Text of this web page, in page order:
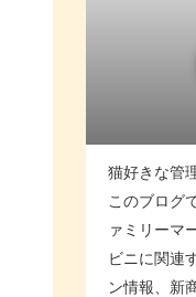
猫好きな管
このブログ
ァミリーマ
ビニに関連
ン情報、新